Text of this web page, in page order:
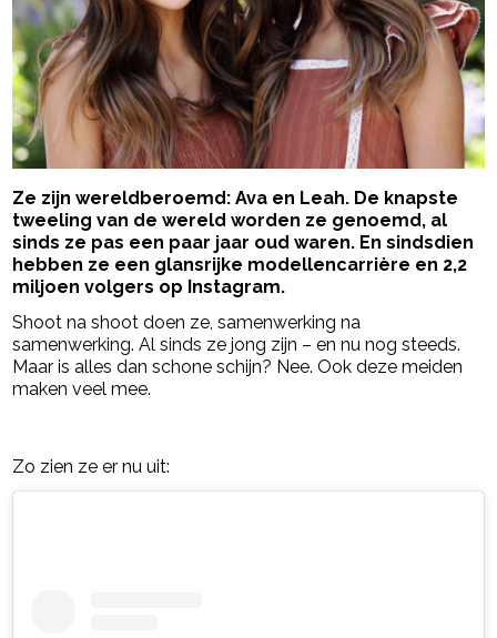
Ze zijn wereldberoemd: Ava en Leah. De knapste
tweeling van de wereld worden ze genoemd, al
sinds ze pas een paar jaar oud waren. En sindsdien
hebben ze een glansrijke modellencarrière en 2,2
miljoen volgers op Instagram.
Shoot na shoot doen ze, samenwerking na
samenwerking. Al sinds ze jong zijn – en nu nog steeds.
Maar is alles dan schone schijn? Nee. Ook deze meiden
maken veel mee.
Zo zien ze er nu uit: